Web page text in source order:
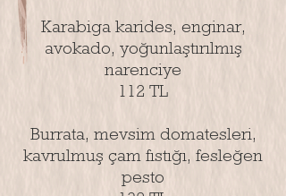
Karabiga karides, enginar,
avokado, yoğunlaştırılmış
narenciye
112 TL
Burrata, mevsim domatesleri,
kavrulmuş çam fıstığı, fesleğen
pesto